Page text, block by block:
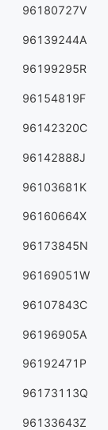
96180727V
96139244A
96199295R
96154819F
96142320C
96142888J
96103681K
96160664X
96173845N
96169051W
96107843C
96196905A
96192471P
96173113Q
96133643Z